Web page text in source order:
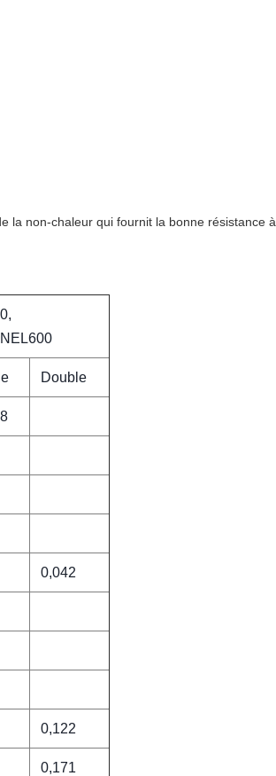
la non-chaleur qui fournit la bonne résistance à
Double
0,042
0,122
0,171